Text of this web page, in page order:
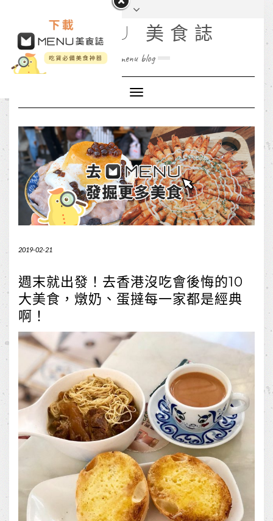
MENU 美食誌
menu blog
Toggle
Navigation
2019-02-21
週末就出發！去香港沒吃會後悔的10
大美食，燉奶、蛋撻每一家都是經典
啊！